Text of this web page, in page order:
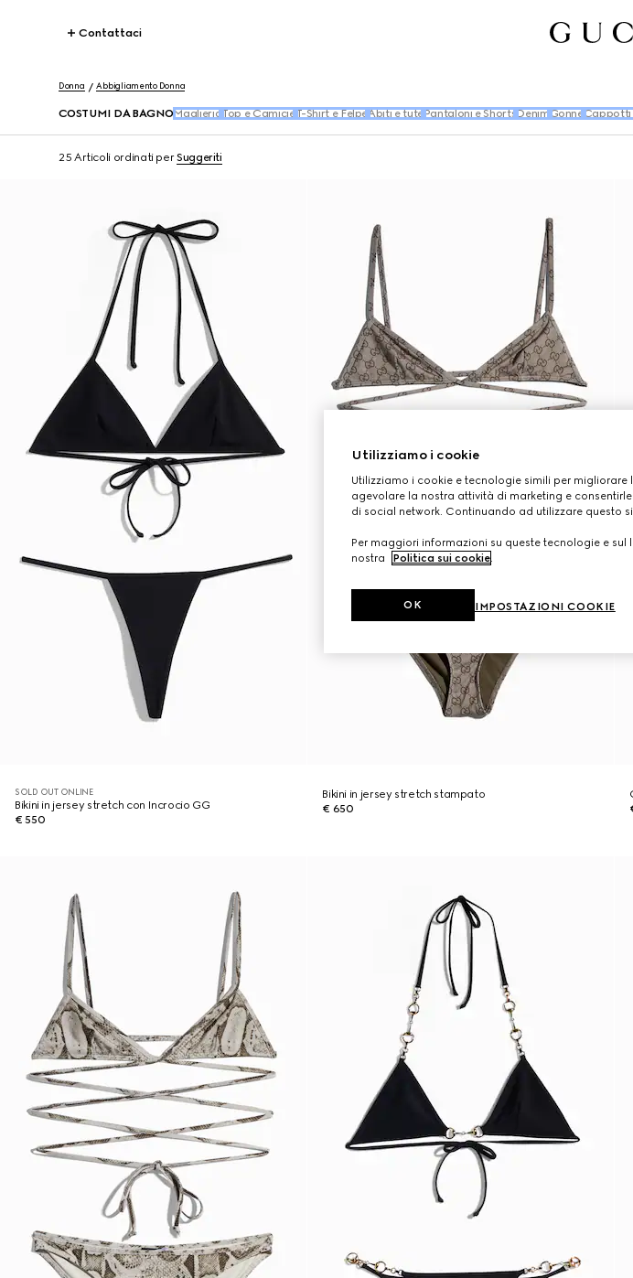
Contattaci
Donna Abbigliamento Donna
COSTUMI DA BAGNO Maglieria Top e Camicie T-Shirt e Felpe Abiti e tute Pantaloni e Shorts Denim Gonne Cappotti
25 Articoli ordinati perSuggeriti
SOLD OUT ONLINE
Bikini in jersey stretch con Incrocio GG
€ 550
Bikini in jersey stretch stampato
€ 650
Utilizziamo i cookie
Utilizziamo i cookie e tecnologie simili per
agevolare la nostra attività di marketing e
di social network. Continuando ad utilizzare questo
Per maggiori informazioni su queste tecnologie e
nostra
Politica sui cookie.
IMPOSTAZIONI COOKIE
OK